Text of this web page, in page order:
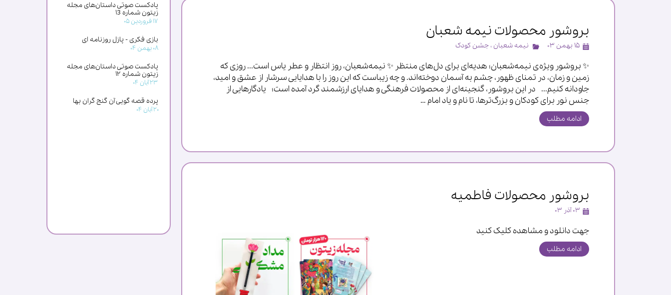
بروشور محصولات نیمه شعبان
۱۵ بهمن ۰۳ نیمه شعبان ، جشن کودک
✨ بروشور ویژه‌ی نیمه‌شعبان؛ هدیه‌ای برای دل‌های منتظر ✨ نیمه‌شعبان، روز انتظار و عطر یاس است... روزی که
زمین و زمان، در تمنای ظهور، چشم به آسمان دوخته‌اند. و چه زیباست که این روز را با هدایایی سرشار از عشق و امید،
جاودانه کنیم... در این بروشور، گنجینه‌ای از محصولات فرهنگی و هدایای ارزشمند گرد آمده است؛ یادگارهایی از
جنس نور برای کودکان و بزرگ‌ترها، تا نام و یاد امام …
ادامه مطلب
بروشور محصولات فاطمیه
۰۳ آذر ۰۳
جهت دانلود و مشاهده کلیک کنید
ادامه مطلب
پادکست صوتی داستان‌های مجله
زیتون شماره ۱3
۱۷ فروردین ۰۵
بازی فکری - پازل روزنامه ای
۰۸ بهمن ۰۴
پادکست صوتی داستان‌های مجله
زیتون شماره ۱۲
۲۳ آبان ۰۴
پرده قصه گویی آن گنج گران بها
۲۰ آبان ۰۴